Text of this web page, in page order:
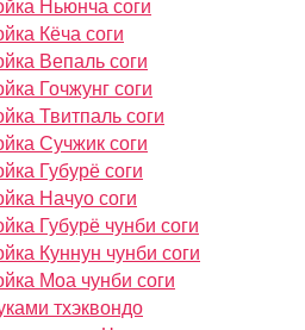
Кёча соги
Вепаль соги
Гочжунг соги
Твитпаль соги
Сучжик соги
Губурё соги
Начуо соги
Губурё чунби соги
Куннун чунби соги
Моа чунби соги
тхэквондо